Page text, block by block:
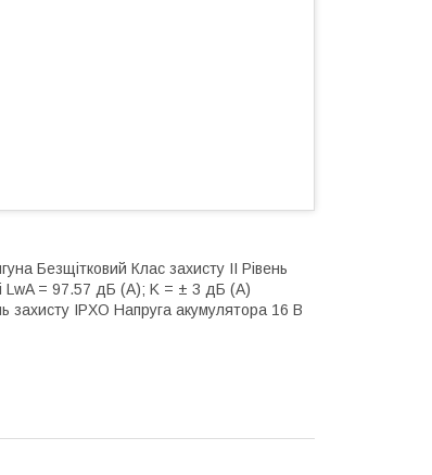
Безщітковий Клас захисту II Рівень
LwA = 97.57 дБ (А); K = ± 3 дБ (А)
захисту IPXO Напруга акумулятора 16 В